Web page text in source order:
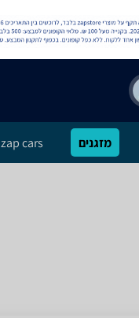
מזגנים zap cars